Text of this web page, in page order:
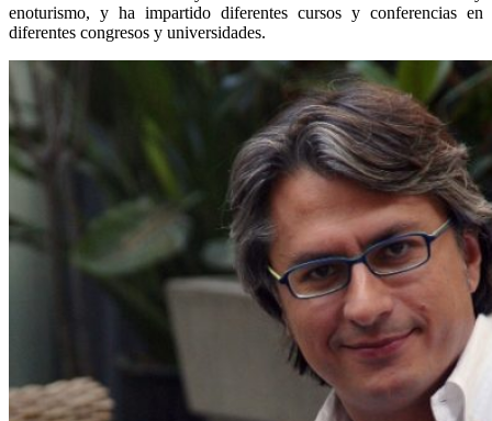
enoturismo, y ha impartido diferentes cursos y conferencias en
diferentes congresos y universidades.